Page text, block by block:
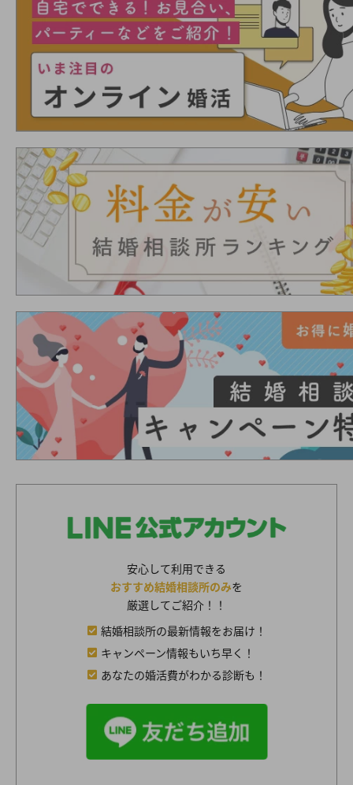
安心して利用できる
おすすめ結婚相談所のみを
厳選してご紹介！！
結婚相談所の最新情報をお届け！
キャンペーン情報もいち早く！
あなたの婚活費がわかる診断も！